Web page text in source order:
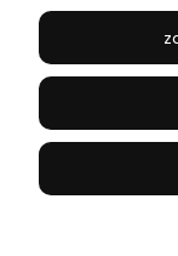
JANEX
504